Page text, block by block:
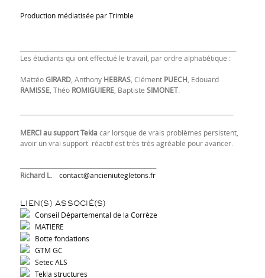
Production médiatisée par Trimble
Les étudiants qui ont effectué le travail, par ordre alphabétique :
MattéoGIRARD, Anthony HEBRAS, Clément PUECH, Edouard
RAMISSE, Théo ROMIGUIERE, Baptiste SIMONET.
MERCI au support Teklacar lorsque de vrais problèmes persistent,
avoir un vrai support réactif est très très agréable pour avancer.
Richard L. contact@ancieniutegletons.fr
LIEN(S) ASSOCIÉ(S)
Conseil Départemental de la Corrèze
MATIERE
Botte fondations
GTM GC
Setec ALS
Tekla structures